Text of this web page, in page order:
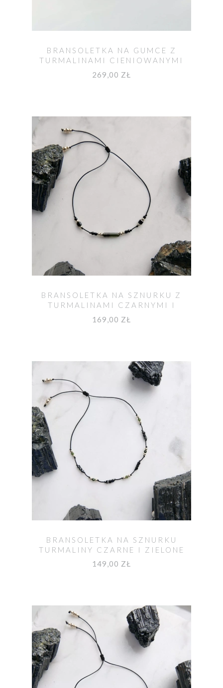
BRANSOLETKA NA GUMCE Z
TURMALINAMI CIENIOWANYMI
ROZMIAR L UNIKAT NO. 587
269,00 ZŁ
BRANSOLETKA NA SZNURKU Z
TURMALINAMI CZARNYMI I
ZIELONYM VERDELITEM MOYA
169,00 ZŁ
BRANSOLETKA NA SZNURKU
TURMALINY CZARNE I ZIELONE
MOYA
149,00 ZŁ